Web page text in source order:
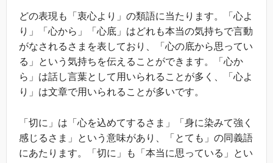
どの表現も「衷心より」の類語に当たります。「心よ
り」「心から」「心底」はどれも本当の気持ちで言動
がなされるさまを表しており、「心の底から思ってい
る」という気持ちを伝えることができます。「心か
ら」は話し言葉として用いられることが多く、「心よ
り」は文章で用いられることが多いです。
「切に」は「心を込めてするさま」「身に染みて強く
感じるさま」という意味があり、「とても」の同義語
にあたります。「切に」も「本当に思っている」とい